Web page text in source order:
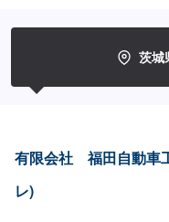
深める技術でしっかり応えて
ご相談もお気軽にどうぞ！【
期について-----納期は通常3日
いているスペースに駐車して
しました」とお伝えください
茨城
有限会社 福田自動車
レ)